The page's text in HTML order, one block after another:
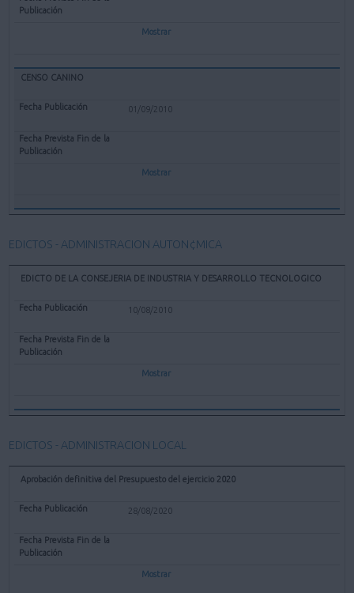
Mostrar
CENSO CANINO
01/09/2010
Mostrar
EDICTOS - ADMINISTRACION AUTON¢MICA
EDICTO DE LA CONSEJERIA DE INDUSTRIA Y DESARROLLO TECNOLOGICO
10/08/2010
Mostrar
EDICTOS - ADMINISTRACION LOCAL
Aprobación definitiva del Presupuesto del ejercicio 2020
28/08/2020
Mostrar